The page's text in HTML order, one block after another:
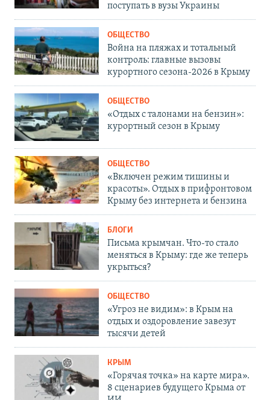
поступать в вузы Украины
ОБЩЕСТВО
Война на пляжах и тотальный
контроль: главные вызовы
курортного сезона-2026 в Крыму
ОБЩЕСТВО
«Отдых с талонами на бензин»:
курортный сезон в Крыму
ОБЩЕСТВО
«Включен режим тишины и
красоты». Отдых в прифронтовом
Крыму без интернета и бензина
БЛОГИ
Письма крымчан. Что-то стало
меняться в Крыму: где же теперь
укрыться?
ОБЩЕСТВО
«Угроз не видим»: в Крым на
отдых и оздоровление завезут
тысячи детей
КРЫМ
«Горячая точка» на карте мира».
8 сценариев будущего Крыма от